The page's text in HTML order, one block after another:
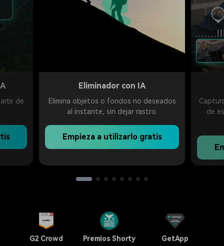
de
Eliminador con IA
Elimina objetos o fondos no deseados
al instante, sin dejar rastro.
Empieza a utilizarlo gratis
de
G2 Crowd Premios Shorty GetApp